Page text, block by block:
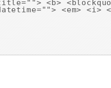
<b>
<em> <i>